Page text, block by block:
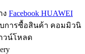
ง Facebook HUAWEI
การซื้อสินค้า คอมมิวนิ
วน์โหลด